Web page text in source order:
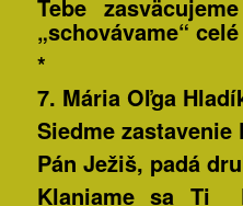
Tebe
„schovávame“
*
7. Mária Oľga
Siedme
Pán Ježiš, padá
Klaniame sa Ti